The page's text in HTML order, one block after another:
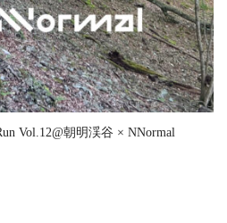
Vol.12@朝明渓谷 × NNormal